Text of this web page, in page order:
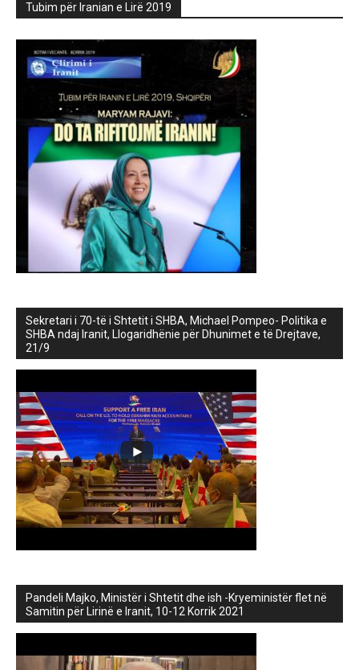
Tubim për Iranian e Lirë 2019
Sekretari i 70-të i Shtetit i SHBA, Michael Pompeo- Politika e
SHBA ndaj Iranit, Llogaridhënie për Dhunimet e të Drejtave,
21/9
Pandeli Majko, Ministër i Shtetit dhe ish -Kryeministër flet në
Samitin për Lirinë e Iranit, 10-12 Korrik 2021